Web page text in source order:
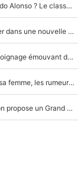
Max Verstappen, Lewis Hamilton… et bientôt Fernando Alonso ? Le classement des pilotes les mieux payés en Formule 1 risque de changer !
F1 - Alpine signe un accord «impensable» et va entrer dans une nouvelle dimension : Grande nouvelle pour Pierre Gasly !
F1 : « Je lui ai fait un câlin, puis j’ai dû partir...», le témoignage émouvant de Max Verstappen sur sa fille
F1 : Charles Leclerc surpris par les paparazzis avec sa femme, les rumeurs étaient vraies !
Comme pour le final du Tour de France, Esteban Ocon propose un Grand Prix de Formule 1 à Paris : «Autour de l’Arc de Triomphe, ce serait génial» !